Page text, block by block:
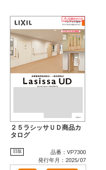
２５ラシッサＵＤ商品カ
タログ
旧版
品番：VP7300
発行年月：2025/07